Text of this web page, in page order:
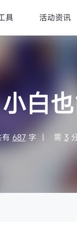
具 活动资讯
白
有 687字 需 3